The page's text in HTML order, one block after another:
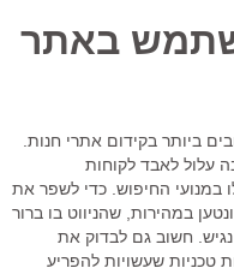
באתר
ביותר בקידום אתרי חנות.
עלול לאבד לקוחות
במנועי החיפוש. כדי לשפר את
במהירות, שהניווט בו ברור
חשוב גם לבדוק את
טכניות שעשויות להפריע